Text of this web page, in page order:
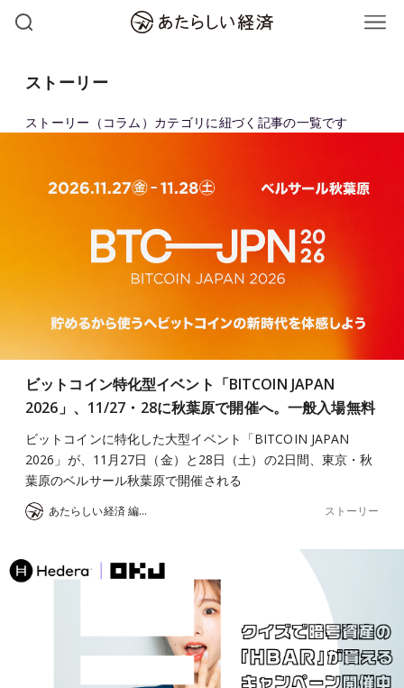
ストーリー
ストーリー（コラム）カテゴリに紐づく記事の一覧です
ビットコイン特化型イベント「BITCOIN JAPAN
2026」、11/27・28に秋葉原で開催へ。一般入場無料
ビットコインに特化した大型イベント「BITCOIN JAPAN
2026」が、11月27日（金）と28日（土）の2日間、東京・秋
葉原のベルサール秋葉原で開催される
あたらしい経済 編集部 ストーリー